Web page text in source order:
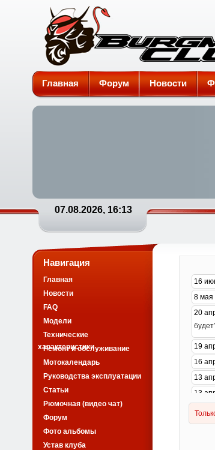
Burgman-Club
Главная Форум Новости
07.08.2026, 16:13
Навигация
Главная
Новости
FAQ
Модели
Технические
характеристики
Ремонт и обслуживание
Мотокалендарь
Руководства эксплуатации
Статьи
Рюмочная (видео чат)
Форум
Фото альбомы
Устав клуба